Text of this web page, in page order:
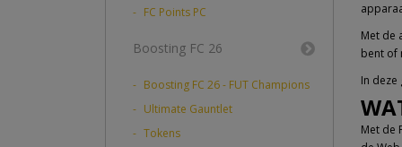
FC Points PC
Boosting FC 26
Boosting FC 26 - FUT Champions
Ultimate Gauntlet
Tokens
Met de
bent of
In
Met de